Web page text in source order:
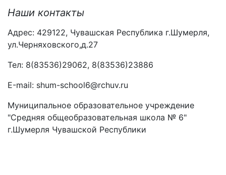
Наши контакты
Адрес: 429122, Чувашская Республика г.Шумерля,
ул.Черняховского,д.27
Тел: 8(83536)29062, 8(83536)23886
Е-mail: shum-school6@rchuv.ru
Муниципальное образовательное учреждение
"Средняя общеобразовательная школа № 6"
г.Шумерля Чувашской Республики